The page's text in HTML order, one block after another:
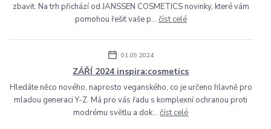
zbavit. Na trh přichází od JANSSEN COSMETICS novinky, které vám
pomohou řešit vaše p... číst celé
01.09.2024
ZÁŘÍ 2024 inspira:cosmetics
Hledáte něco nového, naprosto veganského, co je určeno hlavně pro
mladou generaci Y-Z. Má pro vás řadu s komplexní ochranou proti
modrému světlu a dok...číst celé